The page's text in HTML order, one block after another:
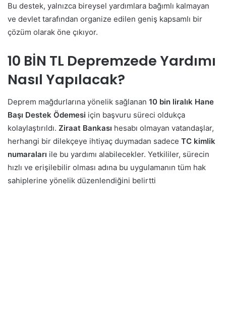
Bu destek, yalnızca bireysel yardımlara bağımlı kalmayan
ve devlet tarafından organize edilen geniş kapsamlı bir
çözüm olarak öne çıkıyor.
10 BİN TL Depremzede Yardımı
Nasıl Yapılacak?
Deprem mağdurlarına yönelik sağlanan 10 bin liralık Hane
Başı Destek Ödemesi için başvuru süreci oldukça
kolaylaştırıldı. Ziraat Bankası hesabı olmayan vatandaşlar,
herhangi bir dilekçeye ihtiyaç duymadan sadece TC kimlik
numaraları ile bu yardımı alabilecekler. Yetkililer, sürecin
hızlı ve erişilebilir olması adına bu uygulamanın tüm hak
sahiplerine yönelik düzenlendiğini belirtti